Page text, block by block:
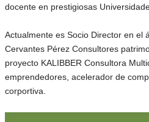
docente en prestigiosas
Actualmente es Socio Director en el
Cervantes Pérez Consultores
proyecto KALIBBER Consultora
emprendedores, acelerador de
corportiva.